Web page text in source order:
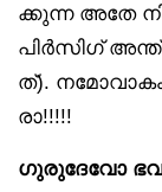
ക്കുന്ന അതേ
പിർസിഗ്
ത്).
രാ!!!!!
ഗുരുദേവോ